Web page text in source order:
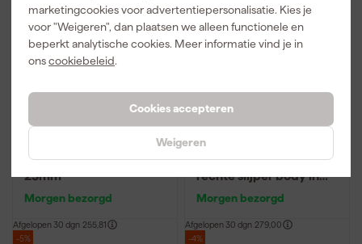
marketingcookies voor advertentiepersonalisatie. Kies je
voor "Weigeren", dan plaatsen we alleen functionele en
beperkt analytische cookies. Meer informatie vind je in
onscookiebeleid.
Cookies accepteren
Weigeren
Rechte slijper - 760W -
25mm
Morgen bezorgd
Afgelopen 30 dgn 255,81
-5%
Metabo GVB 18 LTX BL
11-28 18V Li-Ion accu
rechte slijper body in
- 28000 /min
Morgen bezorgd
Afgelopen 30 dgn 279,00
-4%